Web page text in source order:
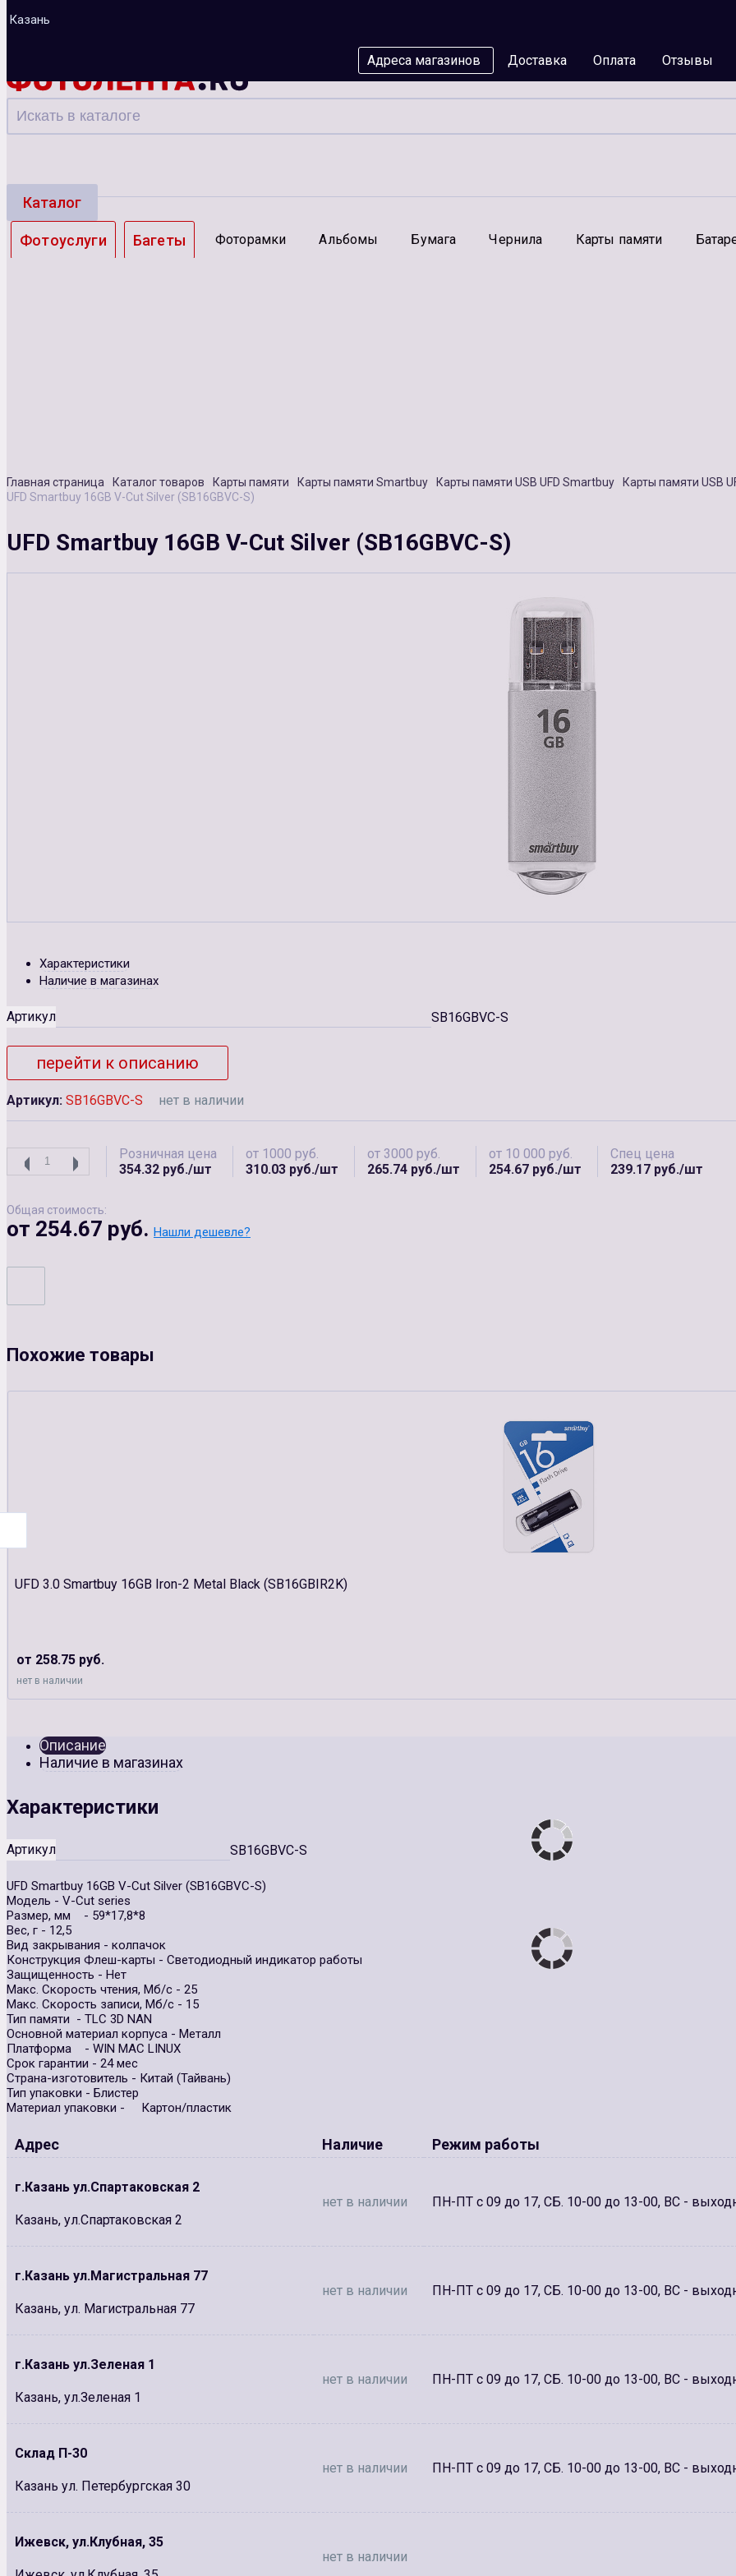
Казань
Адреса магазинов Доставка Оплата Отзывы
Каталог
Фотоуслуги Багеты Фоторамки Альбомы Бумага Чернила Карты памяти
Главная страница Каталог товаров Карты памяти Карты памяти Smartbuy Карты памяти USB UFD Smartbuy
Карты памяти USB
UFD Smartbuy 16GB V-Cut Silver (SB16GBVC-S)
UFD Smartbuy 16GB V-Cut Silver (SB16GBVC-S)
Характеристики
Наличие в магазинах
Артикул SB16GBVC-S
перейти к описанию
Артикул: SB16GBVC-S нет в наличии
Розничная цена
354.32 руб./шт
от 1000 руб.
310.03 руб./шт
от 3000 руб.
265.74 руб./шт
от 10 000 руб.
254.67 руб./шт
Спец цена
239.17 руб./шт
Общая стоимость:
от 254.67 руб. Нашли дешевле?
Похожие товары
UFD 3.0 Smartbuy 16GB Iron-2 Metal Black (SB16GBIR2K)
от 258.75 руб.
нет в наличии
Описание
Наличие в магазинах
Характеристики
Артикул SB16GBVC-S
UFD Smartbuy 16GB V-Cut Silver (SB16GBVC-S)
Модель - V-Cut series
Размер, мм - 59*17,8*8
Вес, г - 12,5
Вид закрывания - колпачок
Конструкция Флеш-карты - Светодиодный индикатор работы
Защищенность - Нет
Макс. Скорость чтения, Мб/с - 25
Макс. Скорость записи, Мб/с - 15
Тип памяти - TLC 3D NAN
Основной материал корпуса - Металл
Платформа - WIN MAC LINUX
Срок гарантии - 24 мес
Страна-изготовитель - Китай (Тайвань)
Тип упаковки - Блистер
Материал упаковки - Картон/пластик
Адрес Наличие Режим работы
г.Казань ул.Спартаковская 2
Казань, ул.Спартаковская 2
нет в наличии ПН-ПТ с 09 до 17, СБ. 10-00 до 13-00, ВС -
г.Казань ул.Магистральная 77
Казань, ул. Магистральная 77
нет в наличии ПН-ПТ с 09 до 17, СБ. 10-00 до 13-00, ВС -
г.Казань ул.Зеленая 1
Казань, ул.Зеленая 1
нет в наличии ПН-ПТ с 09 до 17, СБ. 10-00 до 13-00, ВС -
Склад П-30
Казань ул. Петербургская 30
нет в наличии ПН-ПТ с 09 до 17, СБ. 10-00 до 13-00, ВС -
Ижевск, ул.Клубная, 35
нет в наличии